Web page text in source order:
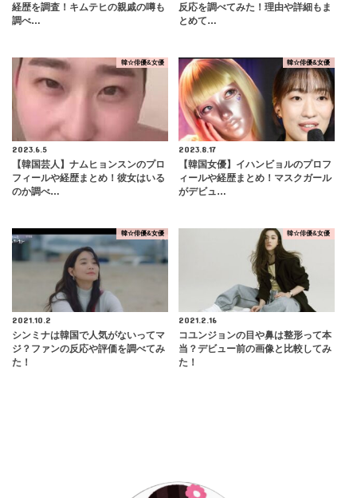
経歴を調査！キムテヒの親戚の噂も
調べ…
反応を調べてみた！理由や詳細もま
とめて…
韓☆俳優&女優
2023.6.5
【韓国芸人】ナムヒョンスンのプロ
フィールや経歴まとめ！彼女はいる
のか調べ…
韓☆俳優&女優
2023.8.17
【韓国女優】イハンビョルのプロフ
ィールや経歴まとめ！マスクガール
がデビュ…
韓☆俳優&女優
2021.10.2
シンミナは韓国で人気がないってマ
ジ？ファンの反応や評価を調べてみ
た！
韓☆俳優&女優
2021.2.16
コユンジョンの目や鼻は整形って本
当？デビュー前の画像と比較してみ
た！